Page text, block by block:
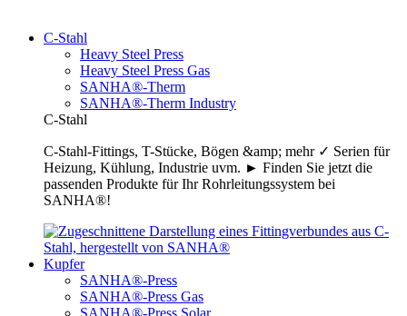
C-Stahl
Heavy Steel Press
Heavy Steel Press Gas
SANHA®-Therm
SANHA®-Therm Industry
C-Stahl
C-Stahl-Fittings, T-Stücke, Bögen &amp; mehr ✓ Serien für
Heizung, Kühlung, Industrie uvm. ► Finden Sie jetzt die
passenden Produkte für Ihr Rohrleitungssystem bei
SANHA®!
Kupfer
SANHA®-Press
SANHA®-Press Gas